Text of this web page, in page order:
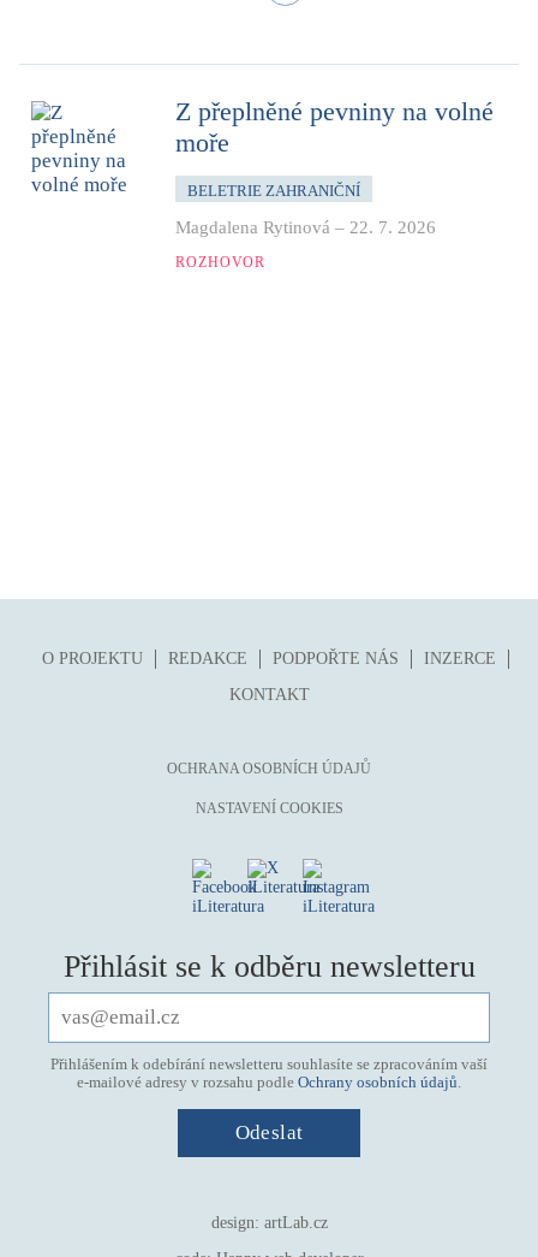
Z přeplněné pevniny na volné
moře
BELETRIE ZAHRANIČNÍ
Magdalena Rytinová – 22. 7. 2026
ROZHOVOR
O PROJEKTU REDAKCE PODPOŘTE NÁS
INZERCE
KONTAKT
OCHRANA OSOBNÍCH ÚDAJŮ
NASTAVENÍ COOKIES
Přihlásit se k odběru newsletteru
Přihlášením k odebírání newsletteru souhlasíte se zpracováním vaší
e-mailové adresy v rozsahu podle Ochrany osobních údajů.
design: artLab.cz